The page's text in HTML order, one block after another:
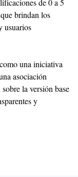
de 0 a 5
brindan los
usuarios
una iniciativa
asociación
la versión base
y